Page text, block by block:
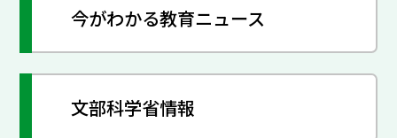
今がわかる教育ニュース
文部科学省情報